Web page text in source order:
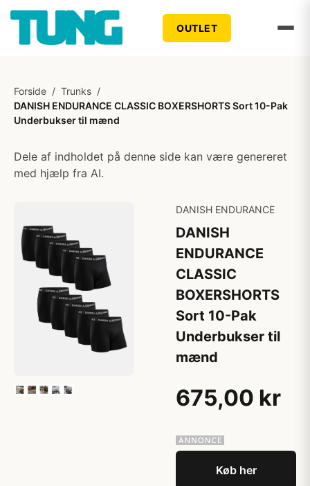
OUTLET
Forside / Trunks /
DANISH ENDURANCE CLASSIC BOXERSHORTS Sort 10-Pak
Underbukser til mænd
Dele af indholdet på denne side kan være genereret
med hjælp fra AI.
DANISH ENDURANCE
DANISH
ENDURANCE
CLASSIC
BOXERSHORTS
Sort 10-Pak
Underbukser til
mænd
675,00 kr
Køb her